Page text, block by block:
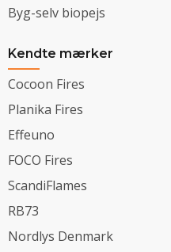
Byg-selv biopejs
Kendte mærker
Cocoon Fires
Planika Fires
Effeuno
FOCO Fires
ScandiFlames
RB73
Nordlys Denmark